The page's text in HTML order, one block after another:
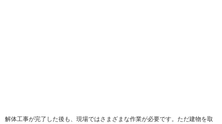
解体工事が完了した後も、現場ではさまざまな作業が必要です。ただ建物を取